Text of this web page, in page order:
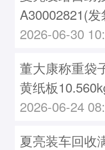
A30002821(
2026-06-30
董大康称重袋
黄纸板
2026-06-24
夏亮装车回收